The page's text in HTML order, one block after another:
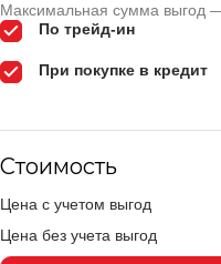
Максимальная сумма выгод
По трейд-ин
При покупке в кредит
Стоимость
Цена с учетом выгод
Цена без учета выгод